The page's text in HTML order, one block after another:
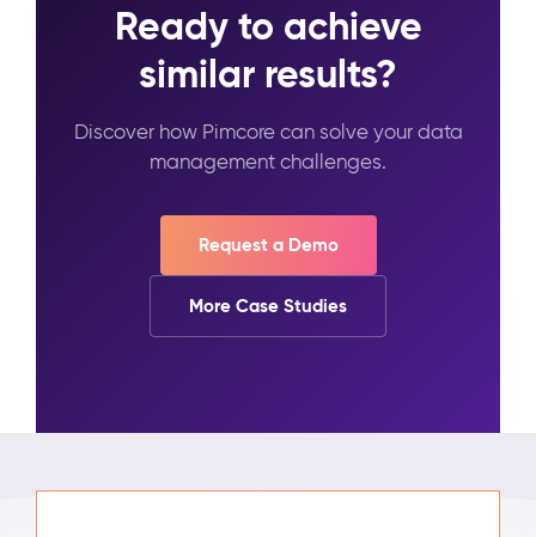
Ready to achieve
similar results?
Discover how Pimcore can solve your data
management challenges.
Request a Demo
More Case Studies